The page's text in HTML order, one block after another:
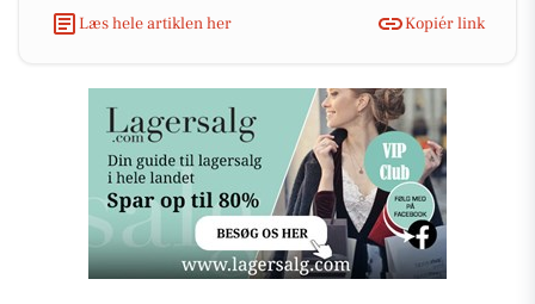
Læs hele artiklen her
Kopiér link